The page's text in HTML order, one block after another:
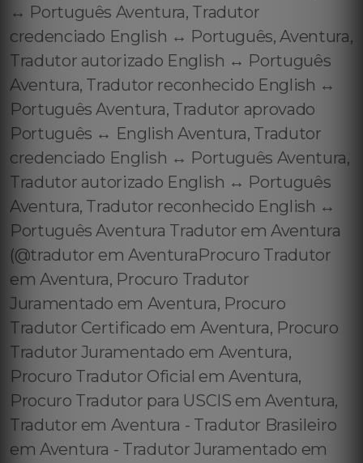
↔️ Português Aventura, Tradutor
credenciado English ↔️ Português, Aventura,
Tradutor autorizado English ↔️ Português
Aventura, Tradutor reconhecido English ↔️
Português Aventura, Tradutor aprovado
Português ↔️ English Aventura, Tradutor
credenciado English ↔️ Português Aventura,
Tradutor autorizado English ↔️ Português
Aventura, Tradutor reconhecido English ↔️
Português Aventura Tradutor em Aventura
(@tradutor em AventuraProcuro Tradutor
em Aventura, Procuro Tradutor
Juramentado em Aventura, Procuro
Tradutor Certificado em Aventura, Procuro
Tradutor Juramentado em Aventura,
Procuro Tradutor Oficial em Aventura,
Procuro Tradutor para USCIS em Aventura,
Tradutor em Aventura - Tradutor Brasileiro
em Aventura - Tradutor Juramentado em